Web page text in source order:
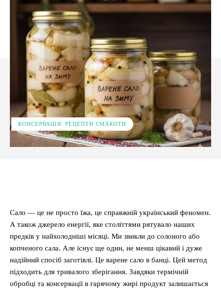
КОНСЕРВАЦІЯ. РЕЦЕПТИ СМАКОТИ
Сало — це не просто їжа, це справжній український феномен.
А також джерело енергії, яке століттями рятувало наших
предків у найхолодніші місяці. Ми звикли до солоного або
копченого сала. Але існує ще один, не менш цікавий і дуже
надійний спосіб заготівлі. Це варене сало в банці. Цей метод
підходить для тривалого зберігання. Завдяки термічній
обробці та консервації в гарячому жирі продукт залишається